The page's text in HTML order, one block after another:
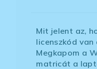
Mit jelent az,
licenszkód van
Megkapom a
matricát a